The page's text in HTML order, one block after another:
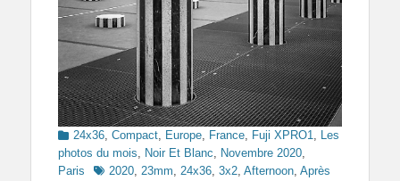
Categories
24x36, Compact, Europe, France, Fuji XPRO1, Les
photos du mois, Noir Et Blanc, Novembre 2020,
Paris
Tags2020, 23mm, 24x36, 3x2, Afternoon, Après